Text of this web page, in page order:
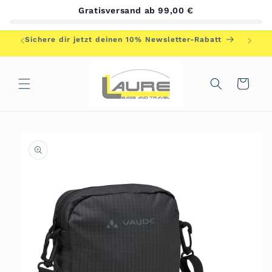
Sichere dir jetzt deinen 10% Newsletter-Rabatt
Warenkorb
Gratisversand ab 99,00 €